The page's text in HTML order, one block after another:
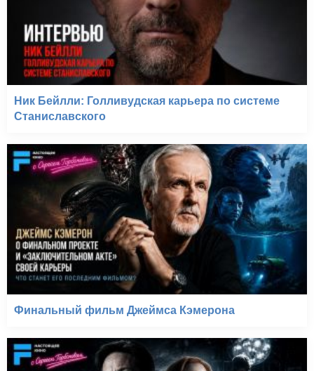
Ник Бейлли: Голливудская карьера по системе
Станиславского
Финальный фильм Джеймса Кэмерона